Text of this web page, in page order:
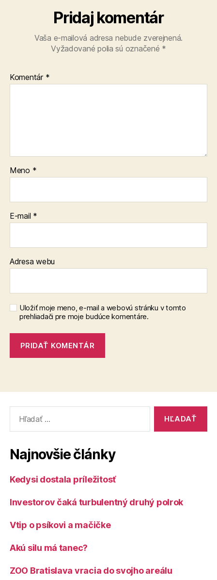
Pridaj komentár
Vaša e-mailová adresa nebude zverejnená.
Vyžadované polia sú označené *
Komentár *
Meno *
E-mail *
Adresa webu
Uložiť moje meno, e-mail a webovú stránku v tomto
prehliadači pre moje budúce komentáre.
Najnovšie články
Kedysi dostala príležitosť
Investorov čaká turbulentný druhý polrok
Vtip o psíkovi a mačičke
Akú silu má tanec?
ZOO Bratislava vracia do svojho areálu